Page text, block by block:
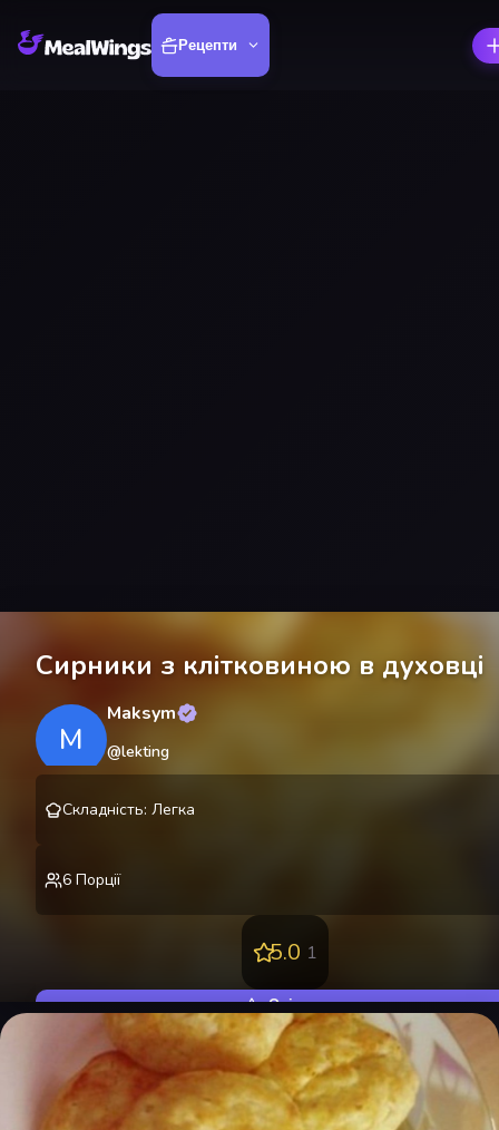
Рецепти
Сирники з клітковиною в духовці
M
Maksym
@lekting
Складність: Легка
6 Порції
5.0 1
Оцінити